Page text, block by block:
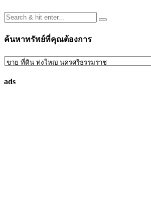
ค้นหาทรัพย์ที่คุณต้องการ
ค้นหา
ที่
ads